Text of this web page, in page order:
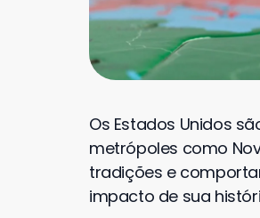
Os Estados Unidos
metrópoles como
tradições e
impacto de sua